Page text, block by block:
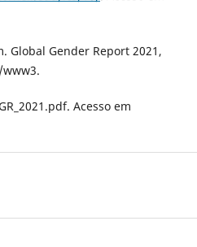
Global Gender Report 2021,
Acesso em